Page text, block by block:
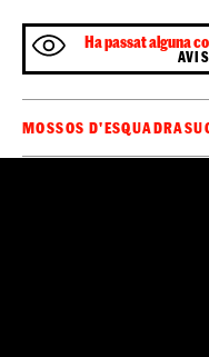
Ha passat alguna
MOSSOS D'ESQUADRA